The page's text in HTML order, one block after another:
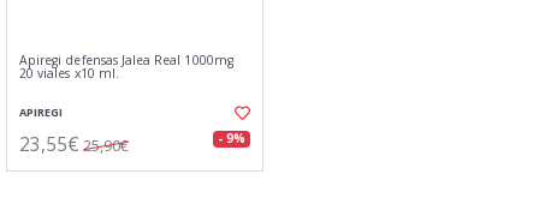
Apiregi defensas Jalea Real 1000mg
20 viales x10 ml.
APIREGI
23,55€ 25,90€ - 9%